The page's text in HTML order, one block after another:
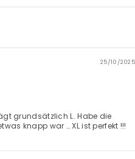
25/10/2025
grundsätzlich L. Habe die
knapp war … XL ist perfekt !!!